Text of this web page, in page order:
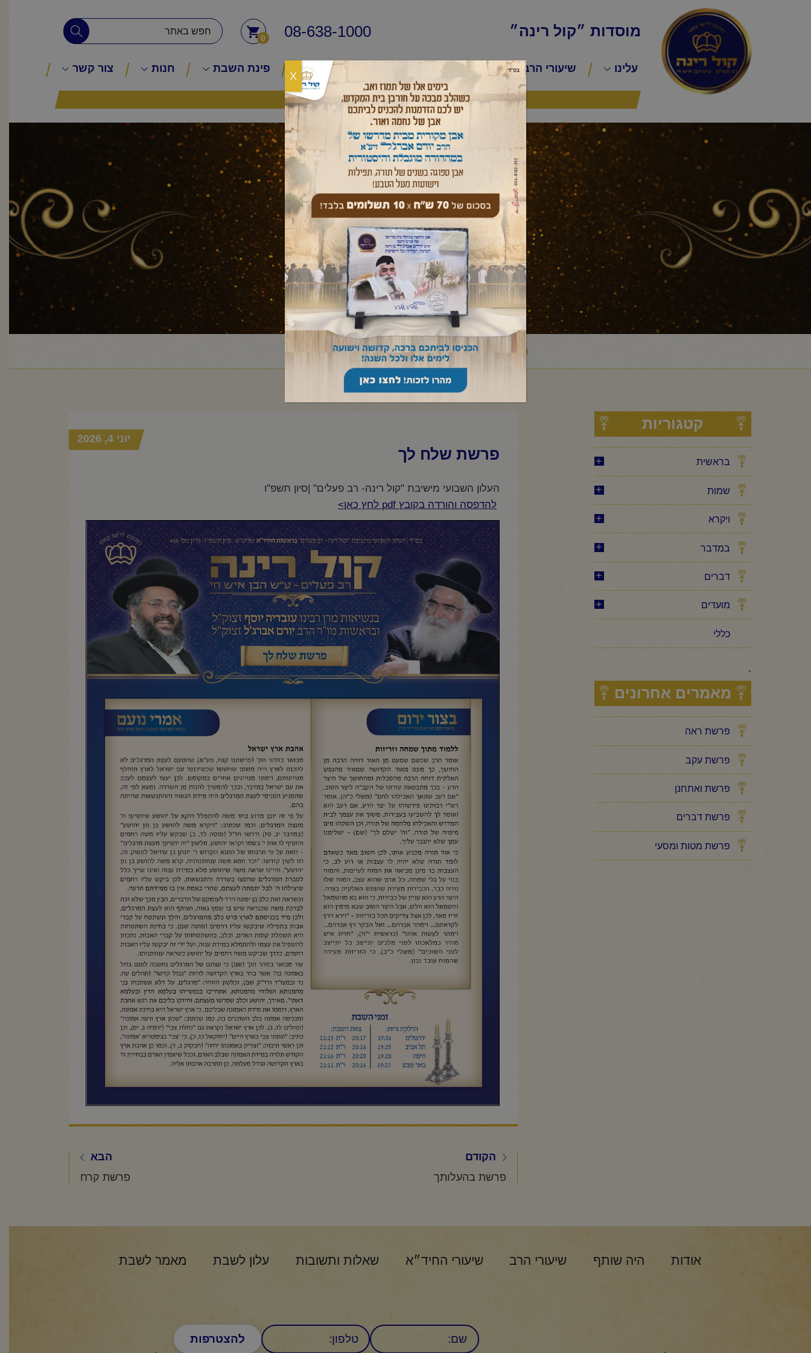
מוסדות ״קול רינה״ 08-638-1000
0
עלינו שיעורי הרב שיעורי החיד״א שאלות ותשובות פינת השבת חנות צור קשר
היה שותף
עלון לשבת
ראשי / עלון לשבת/במדבר/שלח לך/פרשת שלח לך
קטגוריות
בראשית
שמות
ויקרא
במדבר
דברים
מועדים
כללי
`
מאמרים אחרונים
פרשת ראה
פרשת עקב
פרשת ואתחנן
פרשת דברים
פרשת מטות ומסעי
פרשת שלח לך
יוני 4, 2026
העלון השבועי מישיבת "קול רינה- רב פעלים" |סיון תשפ"ו
להדפסה והורדה בקובץ pdf לחץ כאן>
הקודם
פרשת בהעלותך
הבא
פרשת קרח
אודות היה שותף שיעורי הרב שיעורי החיד״א שאלות ותשובות עלון לשבת מאמר לשבת
שם טלפון:
X